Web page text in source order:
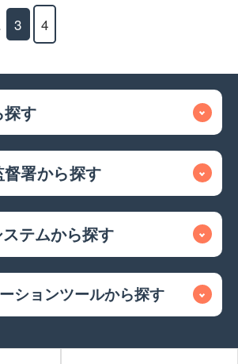
3 4
す
署から探す
テムから探す
ションツールから探す